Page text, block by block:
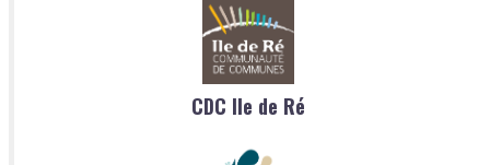
CDC Ile de Ré